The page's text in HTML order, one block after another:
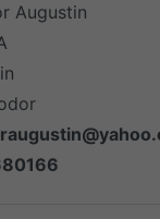
Augustin